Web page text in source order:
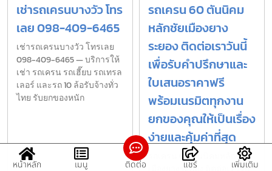
เช่ารถเครนบางวัว โทร
เลย 098-409-6465
เช่ารถเครนบางวัว โทรเลย
098-409-6465 — บริการให้
เช่า รถเครน รถเฮี๊ยบ รถเทรล
เลอร์ และรถ 10 ล้อรับจ้างทั่ว
ไทย รับยกของหนัก
รถเครน 60 ตันนิคม
หลักชัยเมืองยาง
ระยอง ติดต่อเราวันนี้
เพื่อรับคำปรึกษาและ
ใบเสนอราคาฟรี
พร้อมเนรมิตทุกงาน
ยกของคุณให้เป็นเรื่อง
ง่ายและคุ้มค่าที่สุด
รถเครน 60 ตันนิคมหลักชัย
หน้าหลัก เมนู ติดต่อ แชร์ เพิ่มเติม